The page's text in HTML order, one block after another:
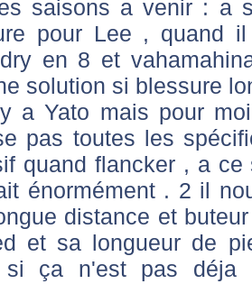
saisons a venir : a
pour Lee , quand
en 8 et
solution si blessure
a Yato mais pour
pas toutes les
quand flancker , a
énormément . 2 il
distance et
et sa longueur de
si ça n'est pas déja